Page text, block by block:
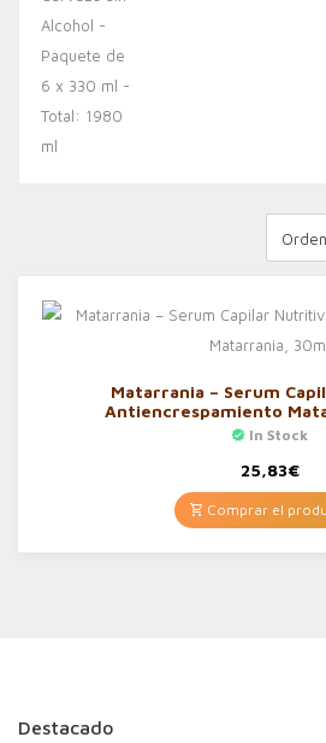
Matarrania – Serum
Antiencrespamiento
In Stock
25,83€
Comprar el
Destacado